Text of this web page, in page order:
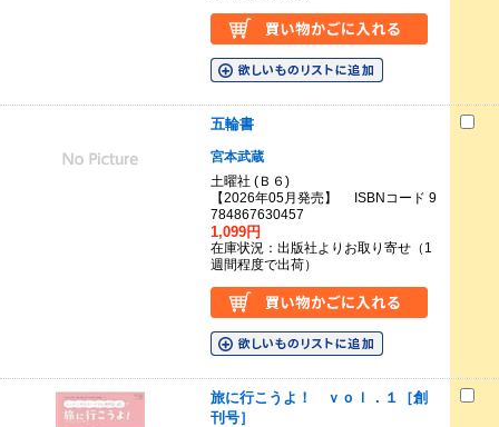
五輪書
宮本武蔵
土曜社 (Ｂ６)
【2026年05月発売】 ISBNコード 9
784867630457
1,099円
在庫状況：出版社よりお取り寄せ（1
週間程度で出荷）
旅に行こうよ！ ｖｏｌ．１［創
刊号］